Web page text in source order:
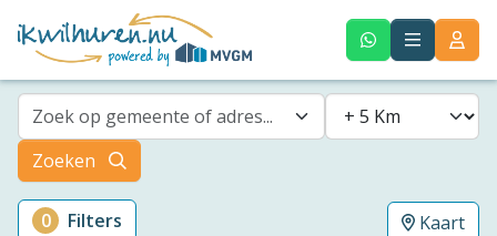
Zoek op gemeente of adres...
Zoeken
0 Filters Kaart